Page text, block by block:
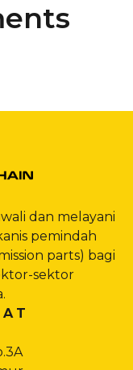
dan melayani
pemindah
parts) bagi
sektor